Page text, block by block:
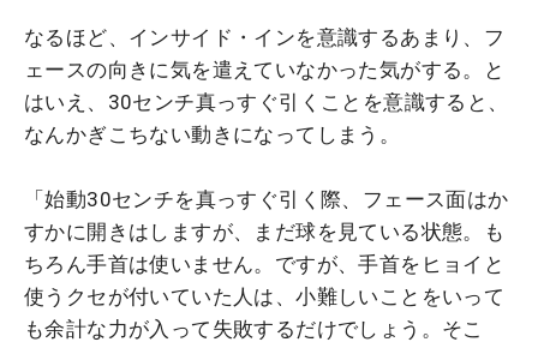
なるほど、インサイド・インを意識するあまり、フ
ェースの向きに気を遣えていなかった気がする。と
はいえ、30センチ真っすぐ引くことを意識すると、
なんかぎこちない動きになってしまう。
「始動30センチを真っすぐ引く際、フェース面はか
すかに開きはしますが、まだ球を見ている状態。も
ちろん手首は使いません。ですが、手首をヒョイと
使うクセが付いていた人は、小難しいことをいって
も余計な力が入って失敗するだけでしょう。そこ